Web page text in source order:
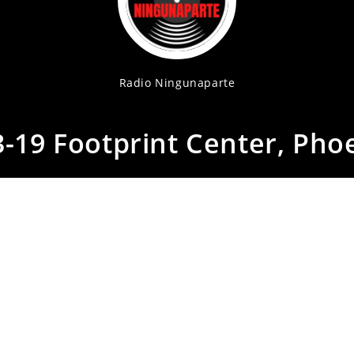
Radio Ningunaparte
19 Footprint Center,